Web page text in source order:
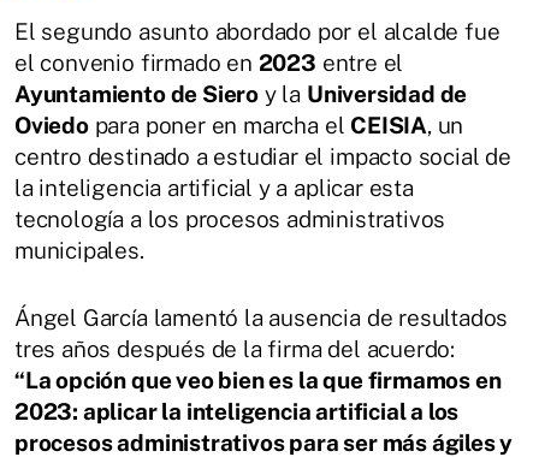
El segundo asunto abordado por el alcalde fue
el convenio firmado en 2023 entre el
Ayuntamiento de Siero y la Universidad de
Oviedopara poner en marcha el CEISIA, un
centro destinado a estudiar el impacto social de
la inteligencia artificial y a aplicar esta
tecnología a los procesos administrativos
municipales.
Ángel García lamentó la ausencia de resultados
tres años después de la firma del acuerdo:
“La opción que veo bien es la que firmamos en
2023: aplicar la inteligencia artificial a los
procesos administrativos para ser más ágiles y